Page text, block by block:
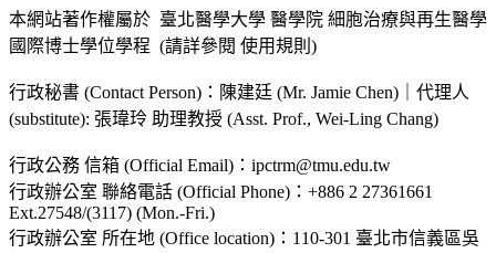
本網站著作權屬於 臺北醫學大學 醫學院 細胞治療與再生醫學
國際博士學位學程 (請詳參閱 使用規則)
行政秘書 (Contact Person)：陳建廷 (Mr. Jamie Chen)｜代理人
(substitute): 張瑋玲 助理教授 (Asst. Prof., Wei-Ling Chang)
行政公務 信箱 (Official Email)：ipctrm@tmu.edu.tw
行政辦公室 聯絡電話 (Official Phone)：+886 2 27361661
Ext.27548/(3117) (Mon.-Fri.)
行政辦公室 所在地 (Office location)：110-301 臺北市信義區吳